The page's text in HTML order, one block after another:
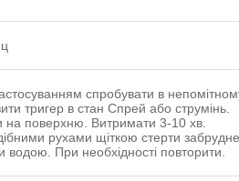
спробувати в непомітному
тригер в стан Спрей або струмінь.
на поверхню. Витримати 3-10 хв.
рухами щіткою стерти
водою. При необхідності повторити.